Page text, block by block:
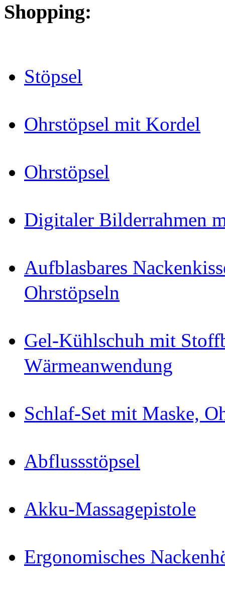
Shopping:
Stöpsel
Ohrstöpsel mit Kordel
Ohrstöpsel
Digitaler Bilderrahmen
Aufblasbares
Ohrstöpseln
Gel-Kühlschuh mit
Wärmeanwendung
Schlaf-Set mit Maske,
Abflussstöpsel
Akku-Massagepistole
Ergonomisches